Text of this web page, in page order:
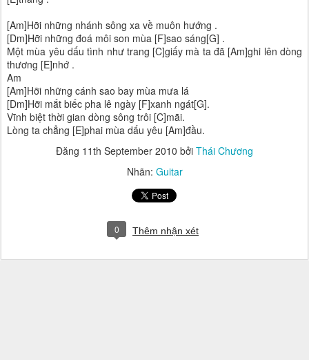
[Am]Hỡi những nhánh sông xa về muôn hướng .
[Dm]Hỡi những đoá môi son mùa [F]sao sáng[G] .
Một mùa yêu dấu tình như trang [C]giấy mà ta đã [Am]ghi lên dòng
thương [E]nhớ .
Am
[Am]Hỡi những cánh sao bay mùa mưa lá
[Dm]Hỡi mắt biếc pha lê ngày [F]xanh ngát[G].
Vĩnh biệt thời gian dòng sông trôi [C]mãi.
Lòng ta chẳng [E]phai mùa dấu yêu [Am]đầu.
Đăng 11th September 2010 bởi Thái Chương
Nhãn: Guitar
0 Thêm nhận xét